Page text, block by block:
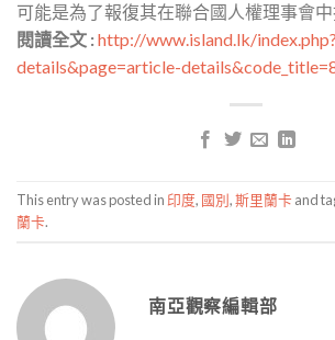
可能是為了報復其在聯合國人權理事會
閱讀全文 :http://www.island.lk/
details&page=article-
This entry was posted in 印度, 國別,斯里蘭卡and
蘭卡.
南亞觀察編輯部